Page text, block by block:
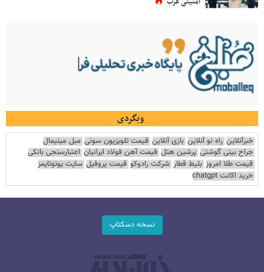
وبگردی
خبرآنلاین راه نو آنلاین بازی آنلاین قیمت تلویزیون سونی مبل مینیمال
جراح بینی گوشتی پرشین هتل قیمت آهن فولاد ایرانیان اعتبارسنجی بانکی
قیمت طلا امروز بلیط قطار شرکت رادوکو قیمت پروفیل سایت یوتوتایمز
خرید اکانت chatgpt
نسخه دسکتاپ